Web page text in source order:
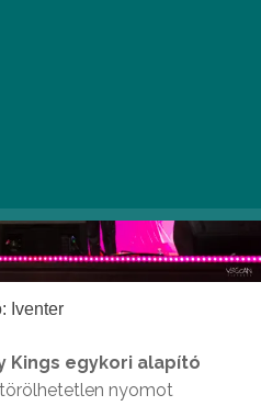
Iventer
Kings egykori alapító
nyomot